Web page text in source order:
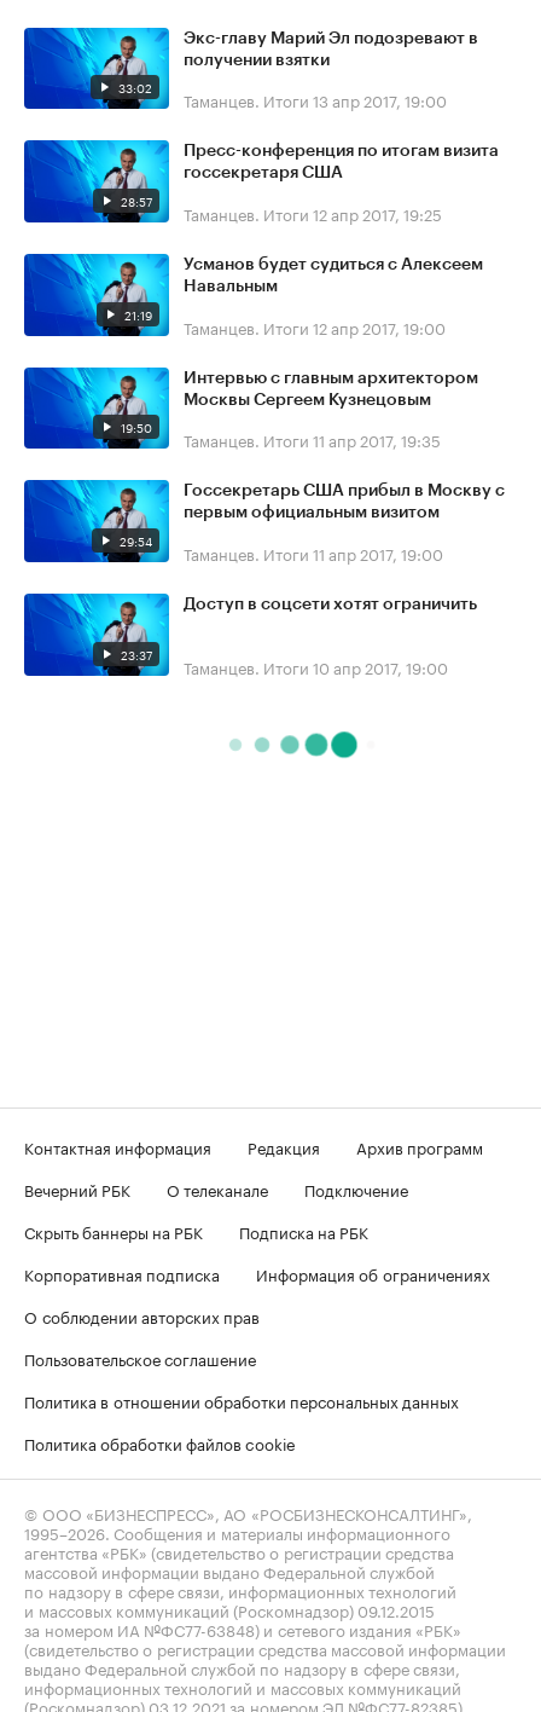
33:02
Экс-главу Марий Эл подозревают в
получении взятки
Таманцев. Итоги 13 апр 2017, 19:00
28:57
Пресс-конференция по итогам визита
госсекретаря США
Таманцев. Итоги 12 апр 2017, 19:25
21:19
Усманов будет судиться с Алексеем
Навальным
Таманцев. Итоги 12 апр 2017, 19:00
19:50
Интервью с главным архитектором
Москвы Сергеем Кузнецовым
Таманцев. Итоги 11 апр 2017, 19:35
29:54
Госсекретарь США прибыл в Москву с
первым официальным визитом
Таманцев. Итоги 11 апр 2017, 19:00
23:37
Доступ в соцсети хотят ограничить
Таманцев. Итоги 10 апр 2017, 19:00
Контактная информация Редакция
Архив программ
Вечерний РБК
О телеканале
Подключение
Скрыть баннеры на РБК
Подписка на РБК
Корпоративная подписка
Информация об ограничениях
О соблюдении авторских прав
Пользовательское соглашение
Политика в отношении обработки персональных данных
Политика обработки файлов cookie
© ООО «БИЗНЕСПРЕСС», АО «РОСБИЗНЕСКОНСАЛТИНГ»,
1995–2026 . Сообщения и материалы информационного
агентства «РБК» (свидетельство о регистрации средства
массовой информации выдано Федеральной службой
по надзору в сфере связи, информационных технологий
и массовых коммуникаций (Роскомнадзор) 09.12.2015
за номером ИА №ФС77-63848) и сетевого издания «РБК»
(свидетельство о регистрации средства массовой информации
выдано Федеральной службой по надзору в сфере связи,
информационных технологий и массовых коммуникаций
(Роскомнадзор) 03.12.2021 за номером ЭЛ №ФС77-82385)